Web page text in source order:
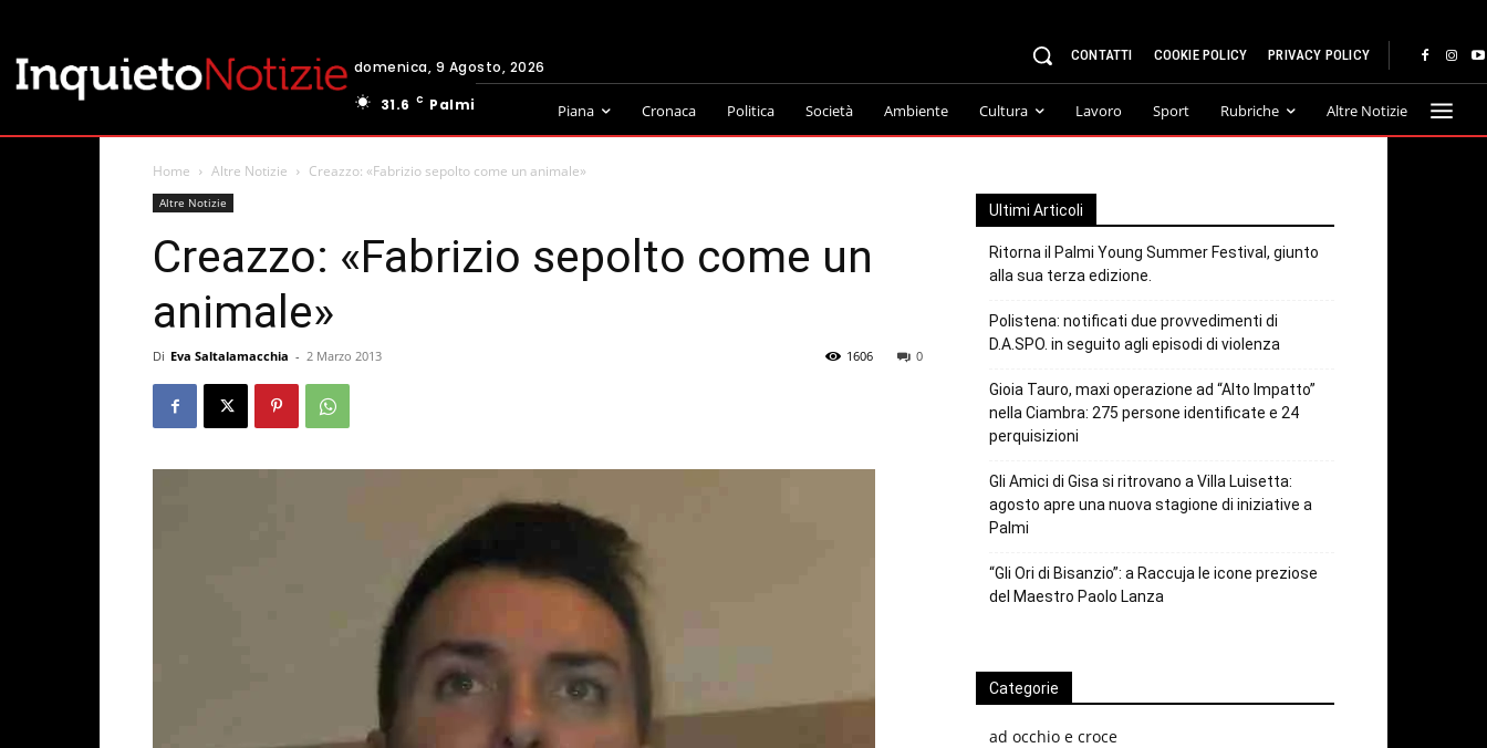
domenica, 9 Agosto, 2026
31.6
C Palmi
CONTATTI COOKIE POLICY PRIVACY POLICY
Piana Cronaca Politica Società Ambiente Cultura Lavoro Sport Rubriche Altre Notizie
Home Altre Notizie Creazzo: «Fabrizio sepolto come un animale»
Altre Notizie
Creazzo: «Fabrizio sepolto come un
animale»
Di Eva Saltalamacchia - 2 Marzo 2013 0
1606
Ultimi Articoli
Ritorna il Palmi Young Summer Festival, giunto
alla sua terza edizione.
Polistena: notificati due provvedimenti di
D.A.SPO. in seguito agli episodi di violenza
Gioia Tauro, maxi operazione ad “Alto Impatto”
nella Ciambra: 275 persone identificate e 24
perquisizioni
Gli Amici di Gisa si ritrovano a Villa Luisetta:
agosto apre una nuova stagione di iniziative a
Palmi
“Gli Ori di Bisanzio”: a Raccuja le icone preziose
del Maestro Paolo Lanza
Categorie
ad occhio e croce